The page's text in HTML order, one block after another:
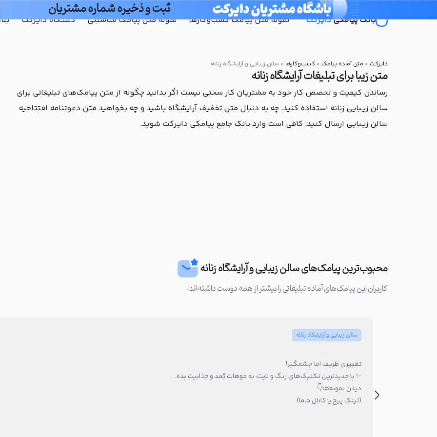
بانک پیامکیدایرکت نمونه متن پیامک کسب‌و‌کارها نمونه متن پیامک مناسبتی دستگاه دایرکت
دایرکت > متن آماده پیامک > کسب‌و‌کارها > سالن زیبایی و آرایشگاه زنانه
متن زیبا برای تبلیغات آرایشگاه زنانه
رساندن کیفیت و تخصص کار خود به مشتریان کار سختی نیست اگر بدانید چگونه از متن پیامک‌های تبلیغاتی برای
سالن زیبایی زنانه استفاده کنید. چه به دنبال متن تخفیف آرایشگاه باشید و چه بخواهید متن دعوتنامه افتتاحیه
سالن زیبایی ارسال کنید؛ کافی است وارد بانک جامع پیامکی دایرکت شوید.
محبوب‌ترین پیامک‌های سالن زیبایی و آرایشگاه زنانه
کاربران این پیامک‌های آماده تبلیغاتی را بیشتر از همه دوست داشته‌اند:
سالن زیبایی و آرایشگاه زنانه
تغییری ظریف اما چشمگیر!
✨ با جدیدترین تکنیک‌های رنگ و لایت، به موهات بُعد و جذابیت بده.
دیدن نمونه‌ها👇
(لینک پیج یا کانال شما)
ثبت و ذخیره شماره مشتریان